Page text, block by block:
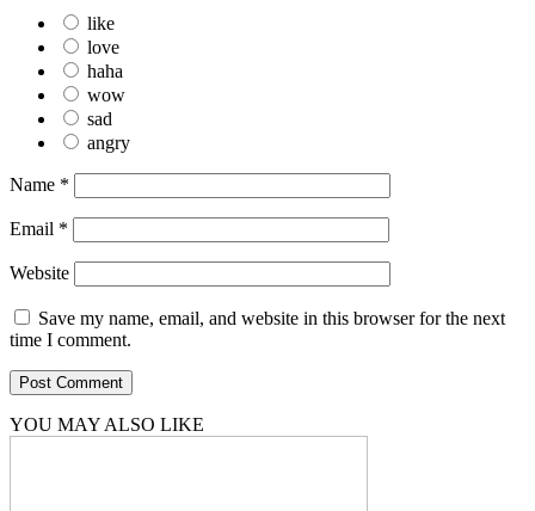
like
love
haha
wow
sad
angry
Name *
Email *
Website
Save my name, email, and website in this browser for the next
time I comment.
YOU MAY ALSO LIKE